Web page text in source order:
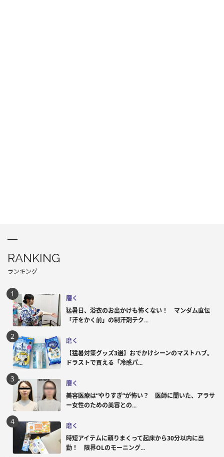
RANKING
ランキング
磨く
猛暑日、浴衣のお出かけも怖くない！ マンダム直伝
「汗をかく前」の制汗剤テク...
磨く
【猛暑対策グッズ3選】おでかけシーンのマストハブ。
ドラストで買える「冷感パ...
磨く
美容医療は“やりすぎ”が怖い？ 医師に聞いた、アラサ
ー女性のための美容との...
磨く
時短アイテムに頼りまくって起床から30分以内に出
勤！ 限界OLのモーニング...